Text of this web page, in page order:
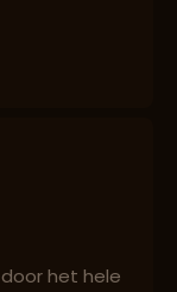
het hele